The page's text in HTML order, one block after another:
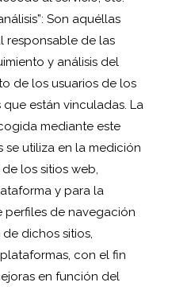
Son aquéllas
responsable de las
y análisis del
de los usuarios de los
están vinculadas. La
mediante este
utiliza en la medición
los sitios web,
y para la
perfiles de navegación
dichos sitios,
con el fin
en función del